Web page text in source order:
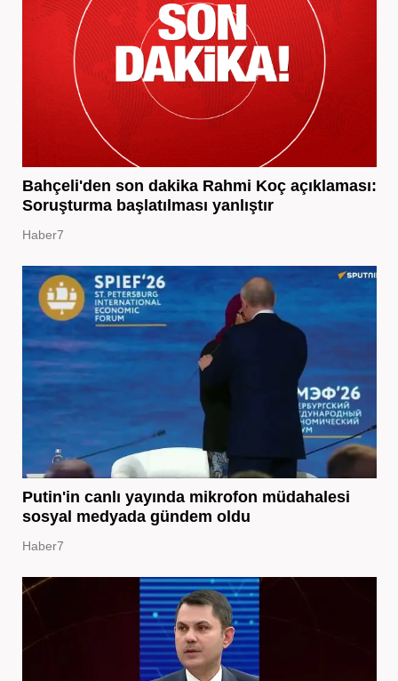
Bahçeli'den son dakika Rahmi Koç açıklaması:
Soruşturma başlatılması yanlıştır
Haber7
Putin'in canlı yayında mikrofon müdahalesi
sosyal medyada gündem oldu
Haber7